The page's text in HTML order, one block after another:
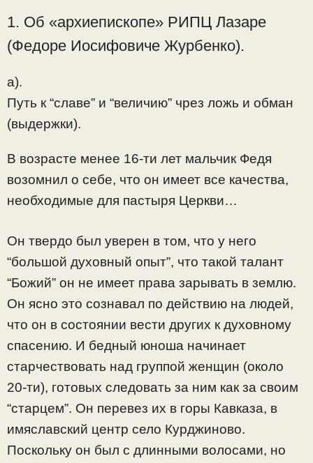
1. Об «архиепископе» РИПЦ Лазаре
(Федоре Иосифовиче Журбенко).
а).
Путь к “славе” и “величию” чрез ложь и обман
(выдержки).
В возрасте менее 16-ти лет мальчик Федя
возомнил о себе, что он имеет все качества,
необходимые для пастыря Церкви…
Он твердо был уверен в том, что у него
“большой духовный опыт”, что такой талант
“Божий” он не имеет права зарывать в землю.
Он ясно это сознавал по действию на людей,
что он в состоянии вести других к духовному
спасению. И бедный юноша начинает
старчествовать над группой женщин (около
20-ти), готовых следовать за ним как за своим
“старцем”. Он перевез их в горы Кавказа, в
имяславский центр село Курджиново.
Поскольку он был с длинными волосами, но